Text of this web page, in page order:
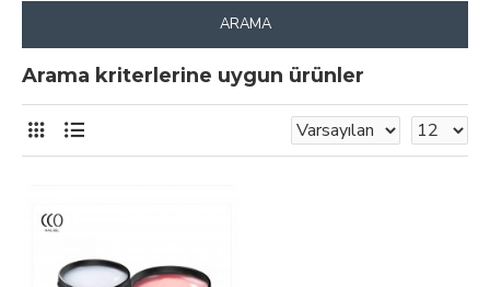
ARAMA
Arama kriterlerine uygun ürünler